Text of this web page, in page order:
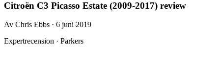
Citroën C3 Picasso Estate (2009-2017) review
Av Chris Ebbs · 6 juni 2019
Expertrecension · Parkers